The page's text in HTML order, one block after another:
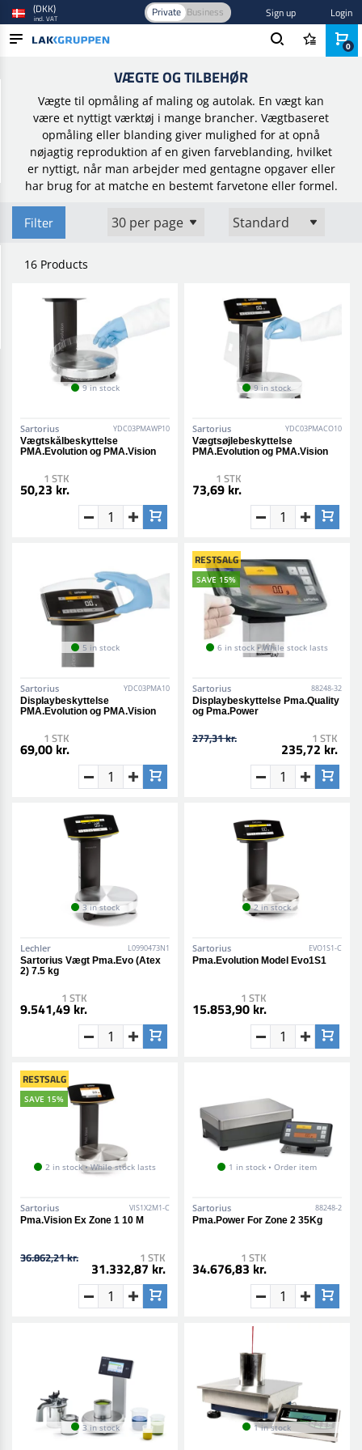
BLOG
BRANDS
NEW IN
(DKK)
incl. VAT Private Business Sign up Login
VÆGTE OG TILBEHØR
Vægte til opmåling af maling og autolak. En vægt kan
være et nyttigt værktøj i mange brancher. Vægtbaseret
opmåling eller blanding giver mulighed for at opnå
nøjagtig reproduktion af en given farveblanding, hvilket
er nyttigt, når man arbejder med gentagne opgaver eller
har brug for at matche en bestemt farvetone eller formel.
Filter
16 Products
9 in stock
Sartorius YDC03PMAWP10
Vægtskålbeskyttelse
PMA.Evolution og PMA.Vision
1 STK
50,23 kr.
9 in stock
Sartorius YDC03PMACO10
Vægtsøjlebeskyttelse
PMA.Evolution og PMA.Vision
1 STK
73,69 kr.
5 in stock
Sartorius YDC03PMA10
Displaybeskyttelse
PMA.Evolution og PMA.Vision
1 STK
69,00 kr.
RESTSALG
SAVE 15%
6 in stock • While stock lasts
Sartorius 88248-32
Displaybeskyttelse Pma.Quality
og Pma.Power
277,31 kr. 1 STK
235,72 kr.
3 in stock
Lechler L0990473N1
Sartorius Vægt Pma.Evo (Atex
2) 7.5 kg
1 STK
9.541,49 kr.
2 in stock
Sartorius EVO1S1-C
Pma.Evolution Model Evo1S1
1 STK
15.853,90 kr.
RESTSALG
SAVE 15%
2 in stock • While stock lasts
Sartorius VIS1X2M1-C
Pma.Vision Ex Zone 1 10 M
36.862,21 kr. 1 STK
31.332,87 kr.
1 in stock • Order item
Sartorius 88248-2
Pma.Power For Zone 2 35Kg
1 STK
34.676,83 kr.
3 in stock 1 in stock
0